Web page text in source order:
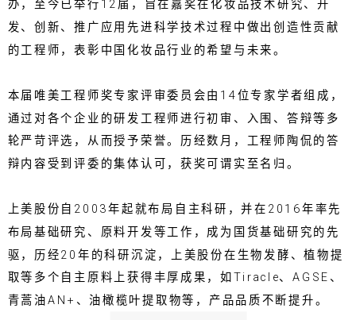
办，至今已举行12届，旨在嘉奖在化妆品技术研究、开
发、创新、推广应用先进科学技术过程中做出创造性贡献
的工程师，表彰中国化妆品行业的希望与未来。
本届唯美工程师奖专家评审委员会由14位专家学者组成，
通过对各个企业的研发工程师进行初审、入围、答辩等多
轮严苛评选，从而授予荣誉。历经数月，工程师陶侃的答
辩内容受到评委的集体认可，获奖可谓实至名归。
上美股份自2003年起就布局自主科研，并在2016年率先
布局基础研究、原料开发等工作，成为国货基础研究的先
驱，历经20年的科研沉淀，上美股份在生物发酵、植物提
取等多个自主原料上获得丰厚成果，如Tiracle、AGSE、
青蒿油AN+、油橄榄叶提取物等，产品品质不断提升。